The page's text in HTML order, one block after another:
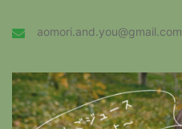
aomori.and.you@gmail.com